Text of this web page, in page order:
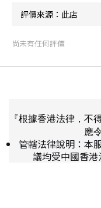
尚未有任何評價
『根據香港法律，
應
管轄法律說明：本
議均受中國香